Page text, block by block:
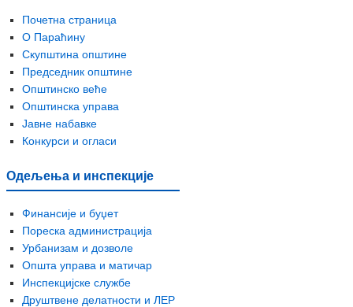
Почетна страница
О Параћину
Скупштина општине
Председник општине
Општинско веће
Општинска управа
Јавне набавке
Конкурси и огласи
Одељења и инспекције
Финансије и буџет
Пореска администрација
Урбанизам и дозволе
Општа управа и матичар
Инспекцијске службе
Друштвене делатности и ЛЕР